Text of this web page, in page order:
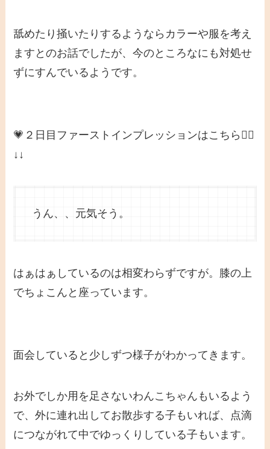
舐めたり掻いたりするようならカラーや服を考え
ますとのお話でしたが、今のところなにも対処せ
ずにすんでいるようです。
💗２日目ファーストインプレッションはこちら👇🏻
↓↓
うん、、元気そう。
はぁはぁしているのは相変わらずですが。膝の上
でちょこんと座っています。
面会していると少しずつ様子がわかってきます。
お外でしか用を足さないわんこちゃんもいるよう
で、外に連れ出してお散歩する子もいれば、点滴
につながれて中でゆっくりしている子もいます。